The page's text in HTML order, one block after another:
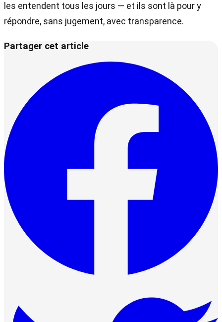
les entendent tous les jours — et ils sont là pour y
répondre, sans jugement, avec transparence.
Partager cet article